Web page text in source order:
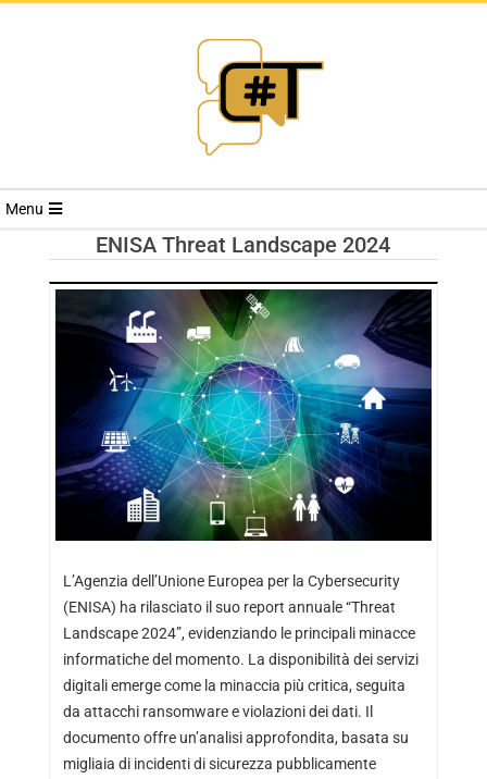
RIVISTA
TRENDS
Menu
ENISA Threat Landscape 2024
L’Agenzia dell’Unione Europea per la Cybersecurity
(ENISA) ha rilasciato il suo report annuale “Threat
Landscape 2024”, evidenziando le principali minacce
informatiche del momento. La disponibilità dei servizi
digitali emerge come la minaccia più critica, seguita
da attacchi ransomware e violazioni dei dati. Il
documento offre un’analisi approfondita, basata su
migliaia di incidenti di sicurezza pubblicamente